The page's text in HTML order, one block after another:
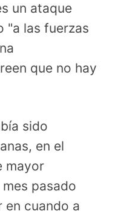
un ataque
"a las fuerzas
que no hay
sido
en el
mayor
pasado
en cuando a